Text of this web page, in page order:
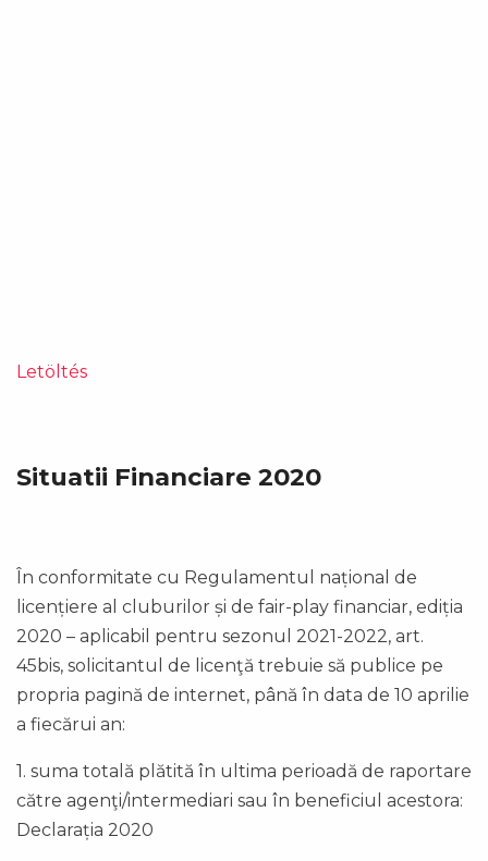
Letöltés
Situatii Financiare 2020
În conformitate cu Regulamentul național de
licențiere al cluburilor și de fair-play financiar, ediția
2020 – aplicabil pentru sezonul 2021-2022, art.
45bis, solicitantul de licenţă trebuie să publice pe
propria pagină de internet, până în data de 10 aprilie
a fiecărui an:
1. suma totală plătită în ultima perioadă de raportare
către agenţi/intermediari sau în beneficiul acestora:
Declarația 2020